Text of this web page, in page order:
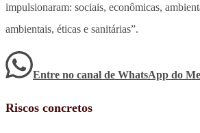
impulsionaram: sociais, econômicas,
ambientais, éticas e sanitárias”.
Entre no canal de WhatsApp do
Riscos concretos